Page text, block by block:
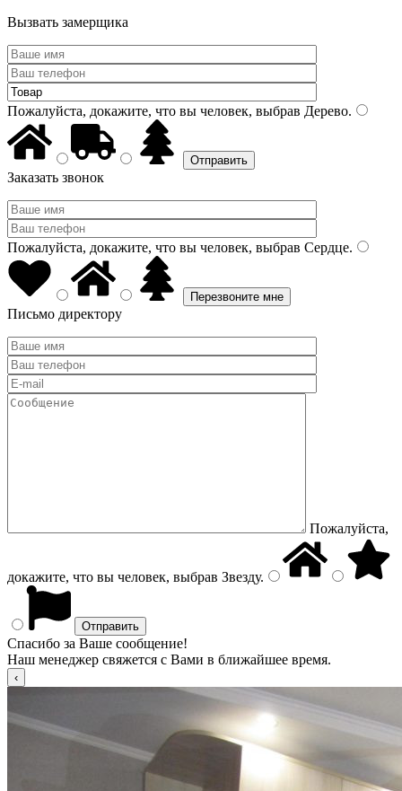
Вызвать замерщика
Пожалуйста, докажите, что вы человек, выбрав Дерево.
Заказать звонок
Пожалуйста, докажите, что вы человек, выбрав Сердце.
Письмо директору
Пожалуйста,
докажите, что вы человек, выбрав Звезду.
Спасибо за Ваше сообщение!
Наш менеджер свяжется с Вами в ближайшее время.